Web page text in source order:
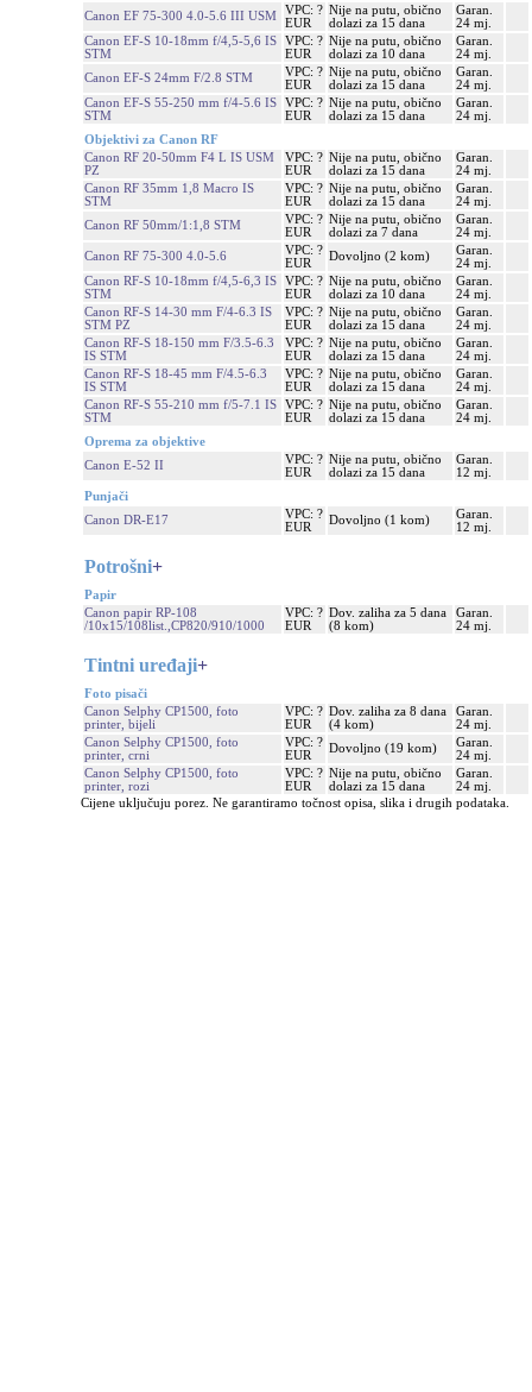
Canon EF 75-300 4.0-5.6 III USM
VPC: ?
EUR
Nije na putu, obično
dolazi za 15 dana
Garan.
24 mj.
Canon EF-S 10-18mm f/4,5-5,6 IS
STM
VPC: ?
EUR
Nije na putu, obično
dolazi za 10 dana
Garan.
24 mj.
Canon EF-S 24mm F/2.8 STM
VPC: ?
EUR
Nije na putu, obično
dolazi za 15 dana
Garan.
24 mj.
Canon EF-S 55-250 mm f/4-5.6 IS
STM
VPC: ?
EUR
Nije na putu, obično
dolazi za 15 dana
Garan.
24 mj.
Objektivi za Canon RF
Canon RF 20-50mm F4 L IS USM
PZ
VPC: ?
EUR
Nije na putu, obično
dolazi za 15 dana
Garan.
24 mj.
Canon RF 35mm 1,8 Macro IS
STM
VPC: ?
EUR
Nije na putu, obično
dolazi za 15 dana
Garan.
24 mj.
Canon RF 50mm/1:1,8 STM
VPC: ?
EUR
Nije na putu, obično
dolazi za 7 dana
Garan.
24 mj.
Canon RF 75-300 4.0-5.6
VPC: ?
EUR
Dovoljno (2 kom)
Garan.
24 mj.
Canon RF-S 10-18mm f/4,5-6,3 IS
STM
VPC: ?
EUR
Nije na putu, obično
dolazi za 10 dana
Garan.
24 mj.
Canon RF-S 14-30 mm F/4-6.3 IS
STM PZ
VPC: ?
EUR
Nije na putu, obično
dolazi za 15 dana
Garan.
24 mj.
Canon RF-S 18-150 mm F/3.5-6.3
IS STM
VPC: ?
EUR
Nije na putu, obično
dolazi za 15 dana
Garan.
24 mj.
Canon RF-S 18-45 mm F/4.5-6.3
IS STM
VPC: ?
EUR
Nije na putu, obično
dolazi za 15 dana
Garan.
24 mj.
Canon RF-S 55-210 mm f/5-7.1 IS
STM
VPC: ?
EUR
Nije na putu, obično
dolazi za 15 dana
Garan.
24 mj.
Oprema za objektive
Canon E-52 II
VPC: ?
EUR
Nije na putu, obično
dolazi za 15 dana
Garan.
12 mj.
Punjači
Canon DR-E17
VPC: ?
EUR
Dovoljno (1 kom)
Garan.
12 mj.
Potrošni+
Papir
Canon papir RP-108
/10x15/108list.,CP820/910/1000
VPC: ?
EUR
Dov. zaliha za 5 dana
(8 kom)
Garan.
24 mj.
Tintni uređaji+
Foto pisači
Canon Selphy CP1500, foto
printer, bijeli
VPC: ?
EUR
Dov. zaliha za 8 dana
(4 kom)
Garan.
24 mj.
Canon Selphy CP1500, foto
printer, crni
VPC: ?
EUR
Dovoljno (19 kom)
Garan.
24 mj.
Canon Selphy CP1500, foto
printer, rozi
VPC: ?
EUR
Nije na putu, obično
dolazi za 15 dana
Garan.
24 mj.
Cijene uključuju porez. Ne garantiramo točnost opisa, slika i drugih podataka.